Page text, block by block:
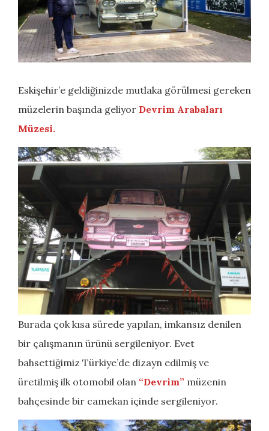
Eskişehir’e geldiğinizde mutlaka görülmesi gereken
müzelerin başında geliyor Devrim Arabaları
Müzesi.
Burada çok kısa sürede yapılan, imkansız denilen
bir çalışmanın ürünü sergileniyor. Evet
bahsettiğimiz Türkiye’de dizayn edilmiş ve
üretilmiş ilk otomobil olan “Devrim” müzenin
bahçesinde bir camekan içinde sergileniyor.